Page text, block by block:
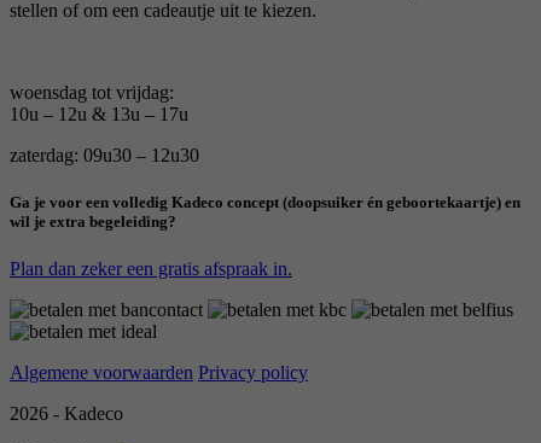
stellen of om een cadeautje uit te kiezen.
woensdag tot vrijdag:
10u – 12u & 13u – 17u
zaterdag: 09u30 – 12u30
Ga je voor een volledig Kadeco concept (doopsuiker én geboortekaartje) en
wil je extra begeleiding?
Plan dan zeker een gratis afspraak in.
Algemene voorwaarden Privacy policy
2026 - Kadeco